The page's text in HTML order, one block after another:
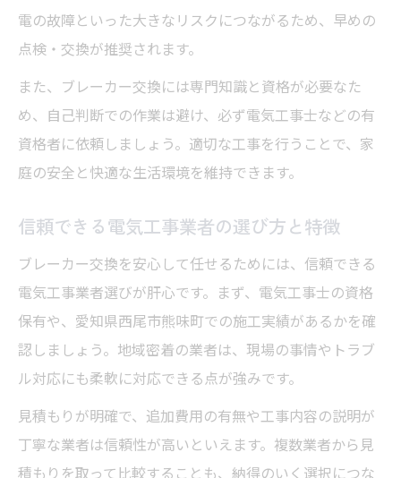
安
ブレーカー交換の見積もりで注意すべき電
気工事項目
電気工事費用が変動する主な理由と内訳
追加費用が発生しない電気工事依頼のポイ
ント
較法
信頼できる業者で電気工事を依頼するコツ
信頼できる電気工事業者の見分け方と基準
電気工事依頼時に確認したい重要ポイント
口コミや評判を活用した電気工事業者選び
電気工事依頼前に準備すべき情報一覧
ブレーカー交換費用の相場と内訳を徹底解説
電の故障といった大きなリスクにつながるため、早めの
点検・交換が推奨されます。
また、ブレーカー交換には専門知識と資格が必要なた
め、自己判断での作業は避け、必ず電気工事士などの有
資格者に依頼しましょう。適切な工事を行うことで、家
庭の安全と快適な生活環境を維持できます。
信頼できる電気工事業者の選び方と特徴
ブレーカー交換を安心して任せるためには、信頼できる
電気工事業者選びが肝心です。まず、電気工事士の資格
保有や、愛知県西尾市熊味町での施工実績があるかを確
認しましょう。地域密着の業者は、現場の事情やトラブ
ル対応にも柔軟に対応できる点が強みです。
見積もりが明確で、追加費用の有無や工事内容の説明が
丁寧な業者は信頼性が高いといえます。複数業者から見
積もりを取って比較することも、納得のいく選択につな